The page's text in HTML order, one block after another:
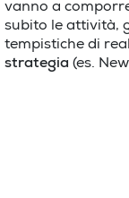
vanno a
subito le attività,
tempistiche di
strategia (es.